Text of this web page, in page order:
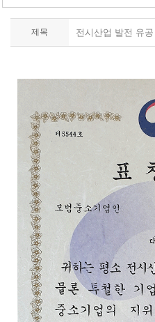
제목 전시산업 발전 유